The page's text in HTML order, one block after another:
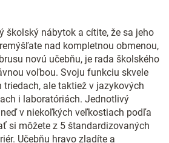
školský nábytok a cítite, že sa jeho
nad kompletnou obmenou,
novú učebňu, je rada školského
voľbou. Svoju funkciu skvele
ale taktiež v jazykových
i laboratóriách. Jednotlivý
v niekoľkých veľkostiach podľa
si môžete z 5 štandardizovaných
Učebňu hravo zladíte a